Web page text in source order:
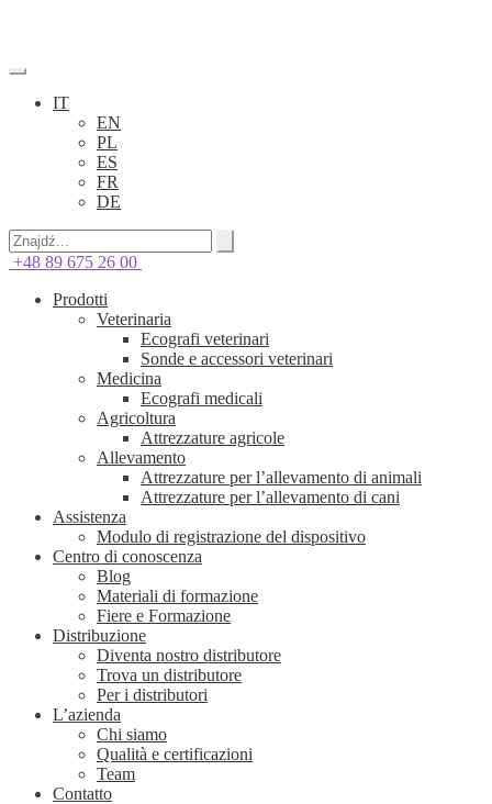
IT
EN
PL
ES
FR
DE
+48 89 675 26 00
Prodotti
Veterinaria
Ecografi veterinari
Sonde e accessori veterinari
Medicina
Ecografi medicali
Agricoltura
Attrezzature agricole
Allevamento
Attrezzature per l’allevamento di animali
Attrezzature per l’allevamento di cani
Assistenza
Modulo di registrazione del dispositivo
Centro di conoscenza
Blog
Materiali di formazione
Fiere e Formazione
Distribuzione
Diventa nostro distributore
Trova un distributore
Per i distributori
L’azienda
Chi siamo
Qualità e certificazioni
Team
Contatto